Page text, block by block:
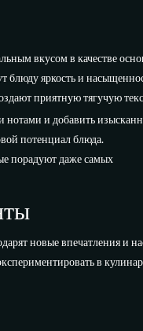
вкусом в качестве
блюду яркость и
приятную тягучую
нотами и добавить
потенциал блюда.
порадуют даже самых
новые впечатления и
в